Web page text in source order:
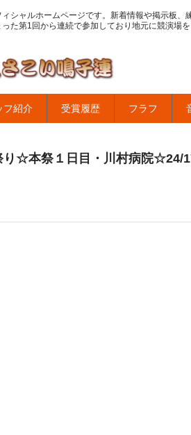
シャルホームページです。新着情報や掲示板
た第1回から連続で参加しており地元に競演場を
フ紹介 受賞履歴 フラフ
り☆本祭１日目・川村病院☆24/